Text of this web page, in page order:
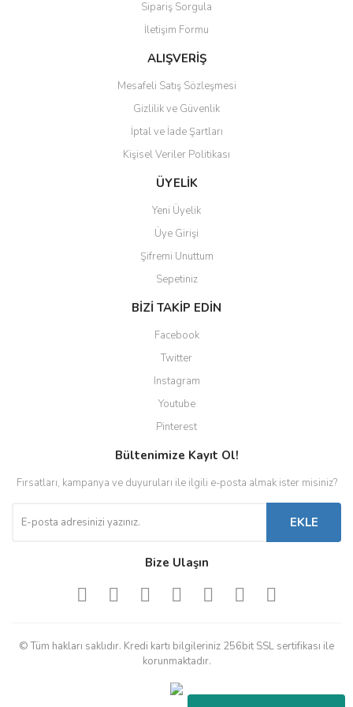
Ürün bilgilerinde hatalar bulunuyor.
Ürün fiyatı diğer sitelerden daha pahalı.
Bu ürüne benzer farklı alternatifler olmalı.
Gönder
Sipariş Sorgula
İletişim Formu
ALIŞVERİŞ
Mesafeli Satış Sözleşmesi
Gizlilik ve Güvenlik
İptal ve İade Şartları
Kişisel Veriler Politikası
ÜYELİK
Yeni Üyelik
Üye Girişi
Şifremi Unuttum
Sepetiniz
BİZİ TAKİP EDİN
Facebook
Twitter
Instagram
Youtube
Pinterest
Bültenimize Kayıt Ol!
Fırsatları, kampanya ve duyuruları ile ilgili e-posta almak ister misiniz?
EKLE
Bize Ulaşın
© Tüm hakları saklıdır. Kredi kartı bilgileriniz 256bit SSL sertifikası ile
korunmaktadır.